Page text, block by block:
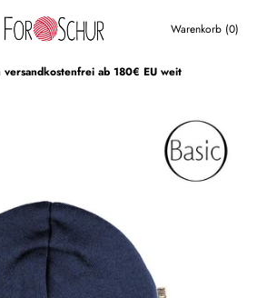
Warenkorb (0)
ab 180€ EU weit